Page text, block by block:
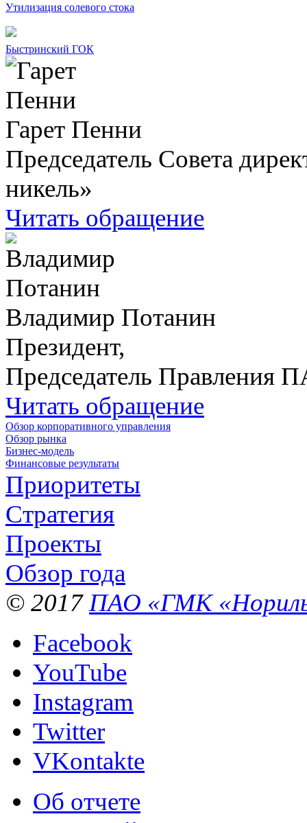
Утилизация солевого стока
Быстринский ГОК
Гарет Пенни
Председатель Совета
никель»
Читать обращение
Владимир Потанин
Президент,
Председатель Правления
Читать обращение
Обзор корпоративного управления
Обзор рынка
Бизнес-модель
Финансовые результаты
Приоритеты
Стратегия
Проекты
Обзор года
© 2017 ПАО «ГМК
Facebook
YouTube
Instagram
Twitter
VKontakte
Об отчете